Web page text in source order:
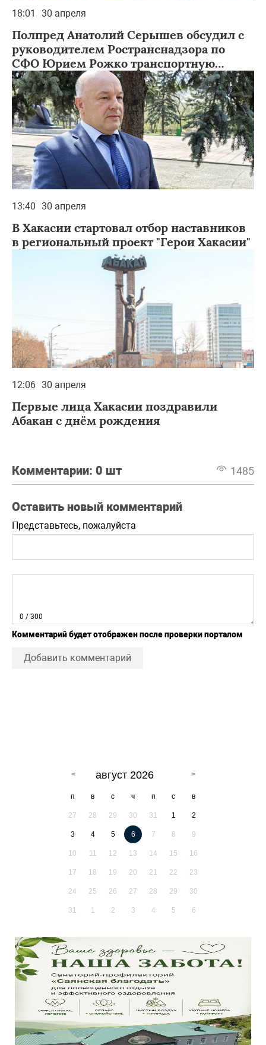
18:01 30 апреля
Полпред Анатолий Серышев обсудил с
руководителем Ространснадзора по
СФО Юрием Рожко транспортную
безопасность в Сибири
13:40 30 апреля
В Хакасии стартовал отбор наставников
в региональный проект "Герои Хакасии"
12:06 30 апреля
Первые лица Хакасии поздравили
Абакан с днём рождения
Комментарии: 0 шт 1485
Оставить новый комментарий
Представьтесь, пожалуйста
0 / 300
Комментарий будет отображен после проверки порталом
Добавить комментарий
август 2026
п в с ч п с в
27 28 29 30 31 1 2
3 4 5 6 7 8 9
10 11 12 13 14 15 16
17 18 19 20 21 22 23
24 25 26 27 28 29 30
31 1 2 3 4 5 6